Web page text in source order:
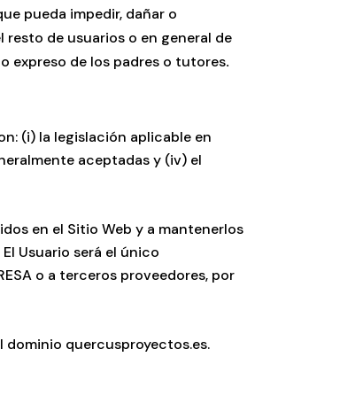
pueda impedir, dañar o
de usuarios o en general de
expreso de los padres o tutores.
(i) la legislación aplicable en
aceptadas y (iv) el
en el Sitio Web y a mantenerlos
Usuario será el único
o a terceros proveedores, por
quercusproyectos.es.